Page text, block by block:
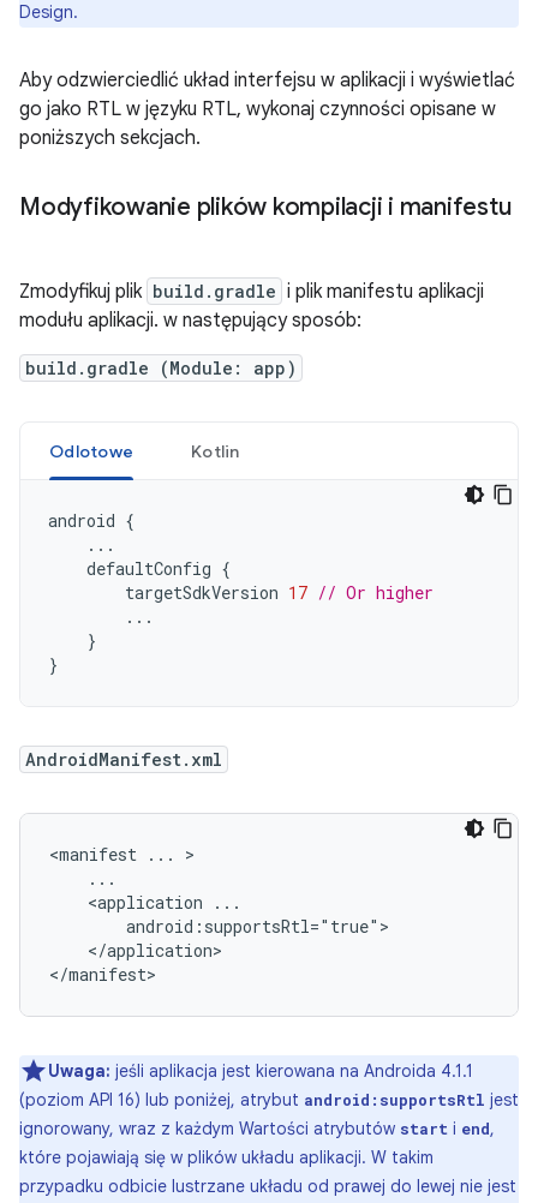
Design.
Aby odzwierciedlić układ interfejsu w aplikacji i wyświetlać
go jako RTL w języku RTL, wykonaj czynności opisane w
poniższych sekcjach.
Modyfikowanie plików kompilacji i manifestu
Zmodyfikuj plik build.gradle i plik manifestu aplikacji
modułu aplikacji. w następujący sposób:
build.gradle (Module: app)
Odlotowe Kotlin
android {
...
defaultConfig {
targetSdkVersion 17 // Or higher
...
}
}
AndroidManifest.xml
<manifest ...
<application
</application>
</manifest>
Uwaga: jeśli aplikacja jest kierowana na Androida 4.1.1
(poziom API 16) lub poniżej, atrybut android:supportsRtl jest
ignorowany, wraz z każdym Wartości atrybutów start i end,
które pojawiają się w plików układu aplikacji. W takim
przypadku odbicie lustrzane układu od prawej do lewej nie jest